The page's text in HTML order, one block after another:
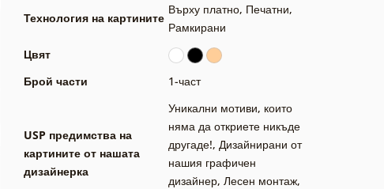
Технология на картините
Върху платно, Печатни,
Рамкирани
Цвят
Брой части
1-част
USP предимства на
картините от нашата
дизайнерка
Уникални мотиви, които
няма да откриете никъде
другаде!, Дизайнирани от
нашия графичен
дизайнер, Лесен монтаж,